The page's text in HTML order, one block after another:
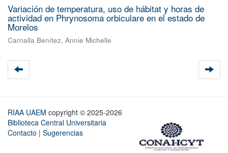
Variación de temperatura, uso de hábitat y horas de
actividad en Phrynosoma orbiculare en el estado de
Morelos
Carnalla Benítez, Annie Michelle
RIAA UAEM copyright © 2025-2026
Biblioteca Central Universitaria
Contacto | Sugerencias